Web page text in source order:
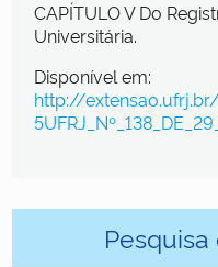
CAPÍTULO V Do
Universitária.
Disponível em:
http://